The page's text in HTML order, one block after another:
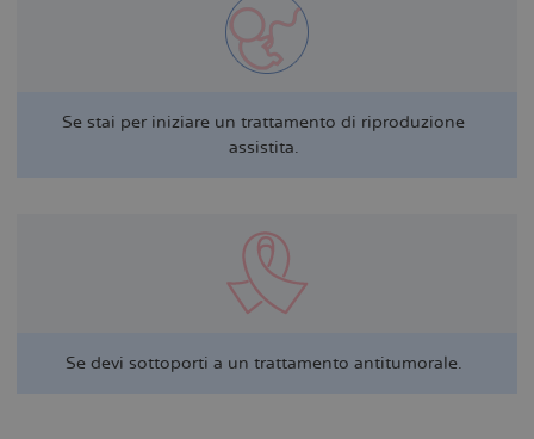
Se stai per iniziare un trattamento di riproduzione
assistita.
Se devi sottoporti a un trattamento antitumorale.